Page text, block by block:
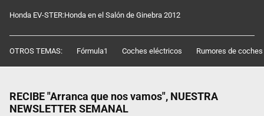
Honda EV-STER:Honda en el Salón de Ginebra 2012
OTROS TEMAS: Fórmula1 Coches eléctricos Rumores de coches
RECIBE "Arranca que nos vamos", NUESTRA
NEWSLETTER SEMANAL